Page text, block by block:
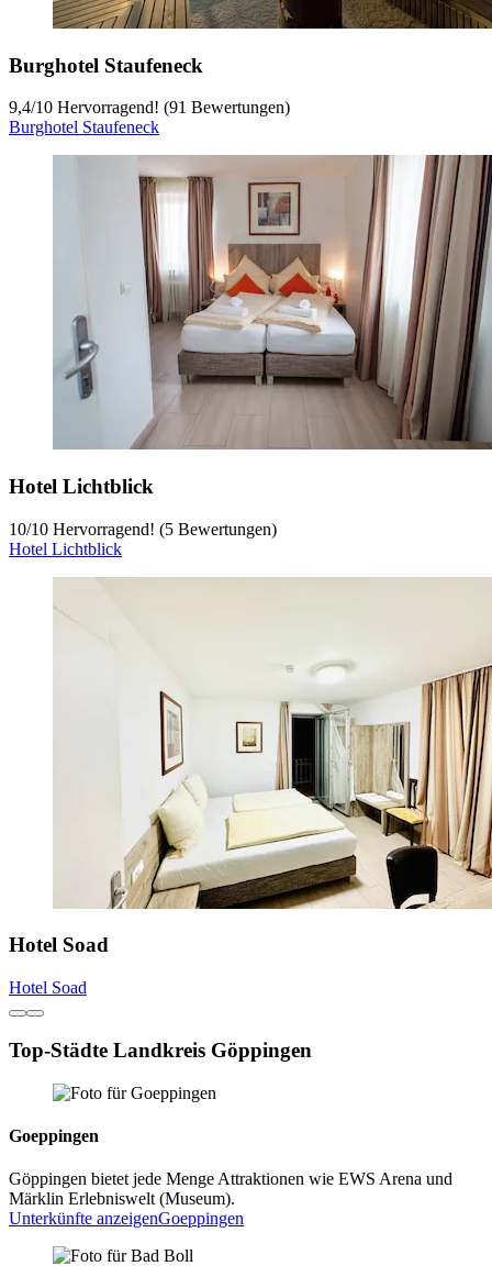
Burghotel Staufeneck
9,4/10 Hervorragend! (91 Bewertungen)
Burghotel Staufeneck
Hotel Lichtblick
10/10 Hervorragend! (5 Bewertungen)
Hotel Lichtblick
Hotel Soad
Hotel Soad
Top-Städte Landkreis Göppingen
Goeppingen
Göppingen bietet jede Menge Attraktionen wie EWS Arena und
Märklin Erlebniswelt (Museum).
Unterkünfte anzeigenGoeppingen